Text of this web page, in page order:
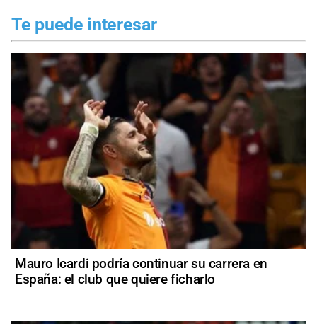
Te puede interesar
Mauro Icardi podría continuar su carrera en
España: el club que quiere ficharlo